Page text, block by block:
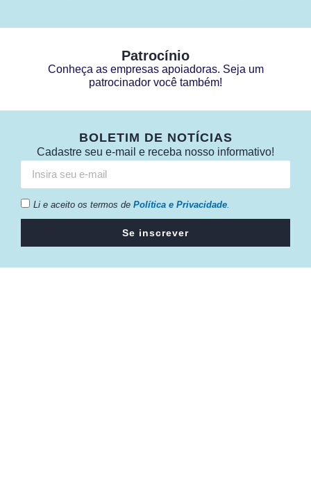
Patrocínio
Conheça as empresas apoiadoras. Seja um
patrocinador você também!
BOLETIM DE NOTÍCIAS
Cadastre seu e-mail e receba nosso informativo!
Li e aceito os termos de Política e Privacidade.
Se inscrever